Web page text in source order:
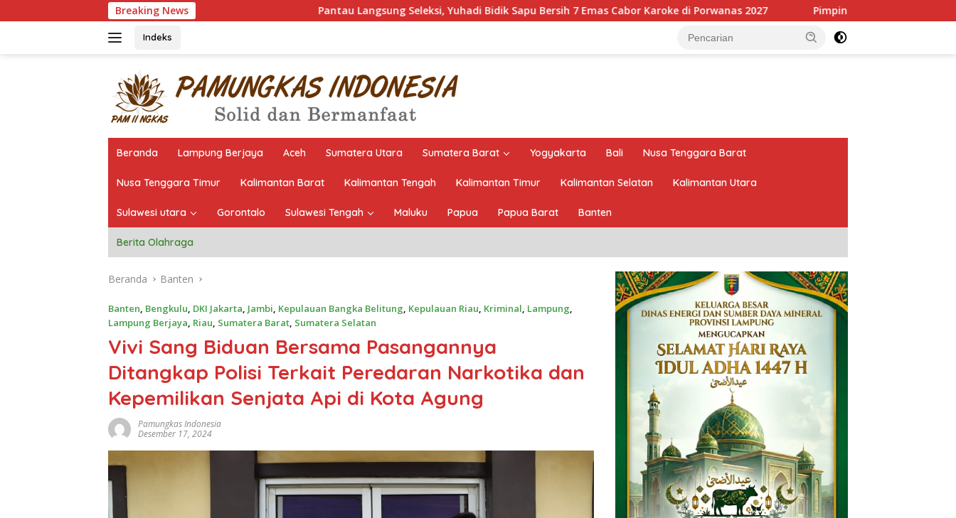
ke
Breaking News Pantau Langsung Seleksi, Yuhadi Bidik Sapu Bersih 7 Emas Cabor Karoke di Porwanas 2027 Pimpin HKTI Lampung, Mirza Targetkan
Indeks
Beranda Lampung Berjaya Aceh Sumatera Utara Sumatera Barat Yogyakarta Bali Nusa Tenggara Barat
Nusa Tenggara Timur Kalimantan Barat Kalimantan Tengah Kalimantan Timur Kalimantan Selatan Kalimantan Utara
Sulawesi utara Gorontalo Sulawesi Tengah Maluku Papua Papua Barat Banten
Berita Olahraga
Beranda Banten
Banten, Bengkulu, DKI Jakarta, Jambi, Kepulauan Bangka Belitung, Kepulauan Riau, Kriminal, Lampung,
Lampung Berjaya, Riau, Sumatera Barat, Sumatera Selatan
Vivi Sang Biduan Bersama Pasangannya
Ditangkap Polisi Terkait Peredaran Narkotika dan
Kepemilikan Senjata Api di Kota Agung
Pamungkas Indonesia
Desember 17, 2024